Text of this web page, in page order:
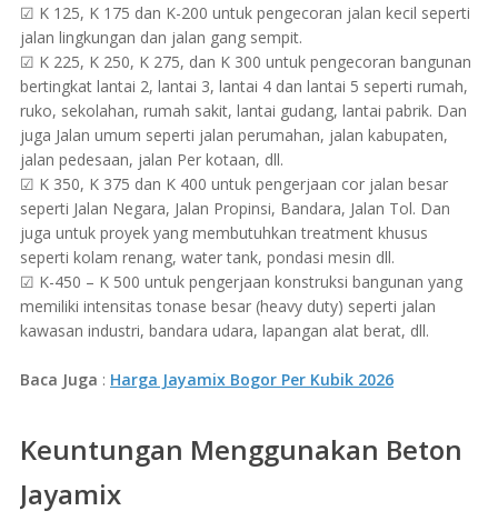
☑ K 125, K 175 dan K-200 untuk pengecoran jalan kecil seperti
jalan lingkungan dan jalan gang sempit.
☑ K 225, K 250, K 275, dan K 300 untuk pengecoran bangunan
bertingkat lantai 2, lantai 3, lantai 4 dan lantai 5 seperti rumah,
ruko, sekolahan, rumah sakit, lantai gudang, lantai pabrik. Dan
juga Jalan umum seperti jalan perumahan, jalan kabupaten,
jalan pedesaan, jalan Per kotaan, dll.
☑ K 350, K 375 dan K 400 untuk pengerjaan cor jalan besar
seperti Jalan Negara, Jalan Propinsi, Bandara, Jalan Tol. Dan
juga untuk proyek yang membutuhkan treatment khusus
seperti kolam renang, water tank, pondasi mesin dll.
☑ K-450 – K 500 untuk pengerjaan konstruksi bangunan yang
memiliki intensitas tonase besar (heavy duty) seperti jalan
kawasan industri, bandara udara, lapangan alat berat, dll.
Baca Juga : Harga Jayamix Bogor Per Kubik 2026
Keuntungan Menggunakan Beton
Jayamix